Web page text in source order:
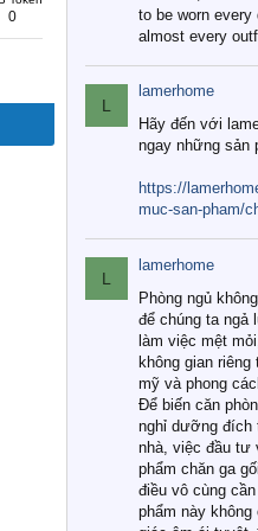
0
to be worn every
almost every
L
lamerhome
Hãy đến với
ngay những sản
https://
muc-san-pham/
L
lamerhome
Phòng ngủ
để chúng ta ngả
làm việc mệt
không gian
mỹ và phong
Để biến căn
nghỉ dưỡng đích
nhà, việc đầu tư
phẩm chăn ga
điều vô cùng
phẩm này không